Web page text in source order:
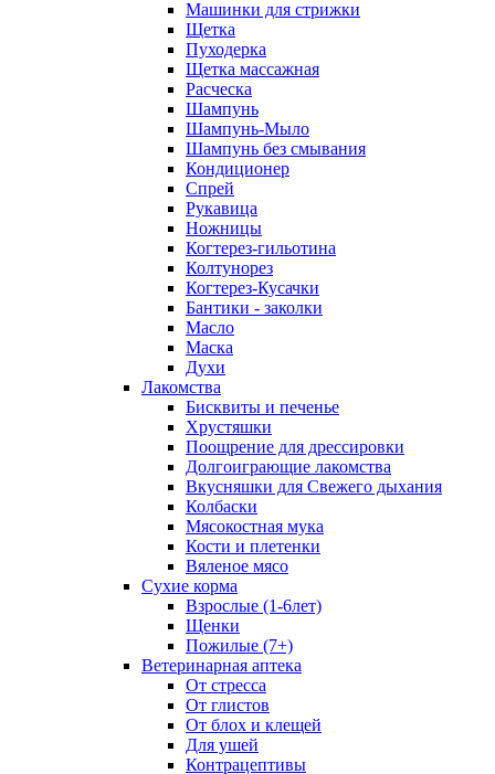
Машинки для стрижки
Щетка
Пуходерка
Щетка массажная
Расческа
Шампунь
Шампунь-Мыло
Шампунь без cмывания
Кондиционер
Спрей
Рукавица
Ножницы
Когтерез-гильотина
Колтунорез
Когтерез-Кусачки
Бантики - заколки
Масло
Маска
Духи
Лакомства
Бисквиты и печенье
Хрустяшки
Поощрение для дрессировки
Долгоиграющие лакомства
Вкусняшки для Свежего дыхания
Колбаски
Мясокостная мука
Кости и плетенки
Вяленое мясо
Сухие корма
Взрослые (1-6лет)
Щенки
Пожилые (7+)
Ветеринарная аптека
От стресса
От глистов
От блох и клещей
Для ушей
Контрацептивы